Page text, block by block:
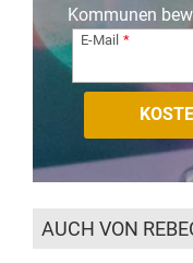
Kommunen
E-Mail
AUCH VON